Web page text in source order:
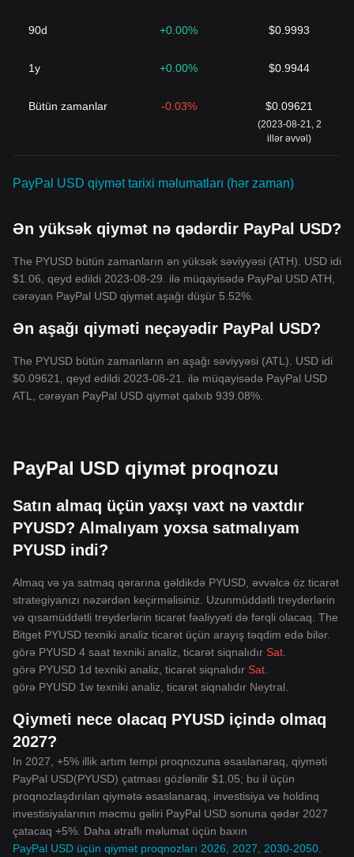
90d +0.00% $0.9993
1y +0.00% $0.9944
Bütün zamanlar -0.03% $0.09621
(2023-08-21, 2
illər əvvəl)
PayPal USD qiymət tarixi məlumatları (hər zaman)
Ən yüksək qiymət nə qədərdir PayPal USD?
The PYUSD bütün zamanların ən yüksək səviyyəsi (ATH). USD idi
$1.06, qeyd edildi 2023-08-29. ilə müqayisədə PayPal USD ATH,
cərəyan PayPal USD qiymət aşağı düşür 5.52%.
Ən aşağı qiyməti neçəyədir PayPal USD?
The PYUSD bütün zamanların ən aşağı səviyyəsi (ATL). USD idi
$0.09621, qeyd edildi 2023-08-21. ilə müqayisədə PayPal USD
ATL, cərəyan PayPal USD qiymət qalxıb 939.08%.
PayPal USD qiymət proqnozu
Satın almaq üçün yaxşı vaxt nə vaxtdır
PYUSD? Almalıyam yoxsa satmalıyam
PYUSD indi?
Almaq və ya satmaq qərarına gəldikdə PYUSD, əvvəlcə öz ticarət
strategiyanızı nəzərdən keçirməlisiniz. Uzunmüddətli treyderlərin
və qısamüddətli treyderlərin ticarət fəaliyyəti də fərqli olacaq. The
Bitget PYUSD texniki analiz ticarət üçün arayış təqdim edə bilər.
görə PYUSD 4 saat texniki analiz, ticarət siqnalıdır Sat
görə PYUSD 1d texniki analiz, ticarət siqnalıdır Sat
görə PYUSD 1w texniki analiz, ticarət siqnalıdır Neytral
Qiymeti nece olacaq PYUSD içində olmaq
2027?
In 2027, +5% illik artım tempi proqnozuna əsaslanaraq, qiyməti
PayPal USD(PYUSD) çatması gözlənilir $1.05; bu il üçün
proqnozlaşdırılan qiymətə əsaslanaraq, investisiya və holdinq
investisiyalarının məcmu gəliri PayPal USD sonuna qədər 2027
çatacaq +5%. Daha ətraflı məlumat üçün baxın
PayPal USD üçün qiymət proqnozları 2026, 2027, 2030-2050